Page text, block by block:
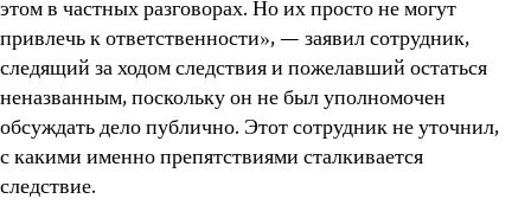
этом в частных разговорах. Но их просто не могут
привлечь к ответственности», — заявил сотрудник,
следящий за ходом следствия и пожелавший остаться
неназванным, поскольку он не был уполномочен
обсуждать дело публично. Этот сотрудник не уточнил,
с какими именно препятствиями сталкивается
следствие.